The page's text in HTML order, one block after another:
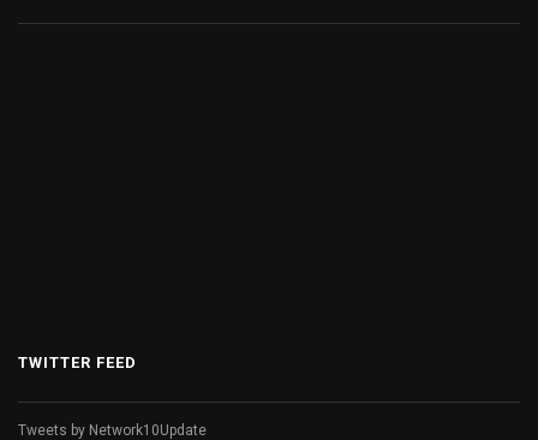
TWITTER FEED
Tweets by Network10Update